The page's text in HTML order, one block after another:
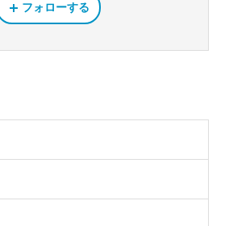
フォローする